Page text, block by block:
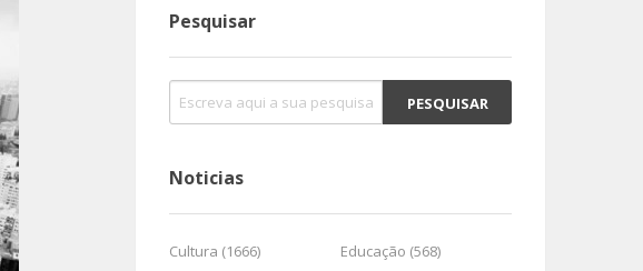
Pesquisar
Noticias
Cultura (1666)
Educação (568)